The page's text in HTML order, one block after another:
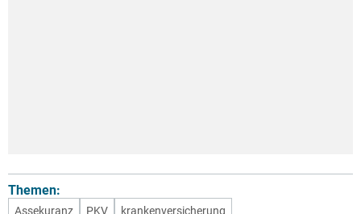
Themen:
Assekuranz PKV krankenversicherung